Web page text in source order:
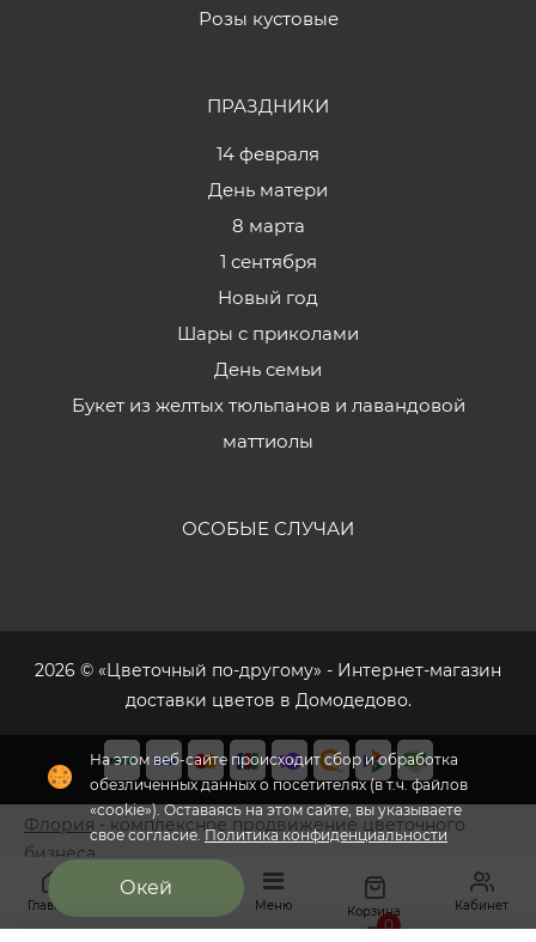
Главная Меню Корзина
0
Кабинет
На этом веб-сайте происходит сбор и обработка
обезличенных данных о посетителях (в т.ч. файлов
«cookie»). Оставаясь на этом сайте, вы указываете
свое согласие.Политика конфиденциальности
Окей
Розы кустовые
ПРАЗДНИКИ
14 февраля
День матери
8 марта
1 сентября
Новый год
Шары с приколами
День семьи
Букет из желтых тюльпанов и лавандовой
маттиолы
ОСОБЫЕ СЛУЧАИ
2026 © «Цветочный по-другому» - Интернет-магазин
доставки цветов в Домодедово.
Флория - комплексное продвижение цветочного
бизнеса